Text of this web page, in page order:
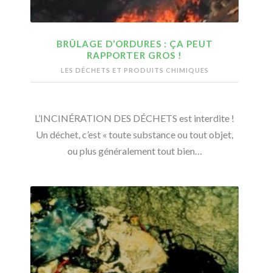
BRÛLAGE D’ORDURES : ÇA PEUT
RAPPORTER GROS !
LES DÉCHETS ET PRODUITS CHIMIQUES
L’INCINÉRATION DES DÉCHETS est interdite !
Un déchet, c’est « toute substance ou tout objet,
ou plus généralement tout bien…